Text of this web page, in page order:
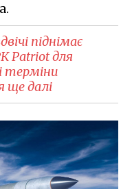
піднімає
Patriot для
терміни
ще далі